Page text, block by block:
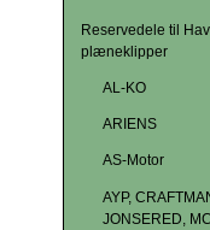
Reservedele til
plæneklipper
AL-KO
ARIENS
AS-Motor
AYP,
JONSERED,